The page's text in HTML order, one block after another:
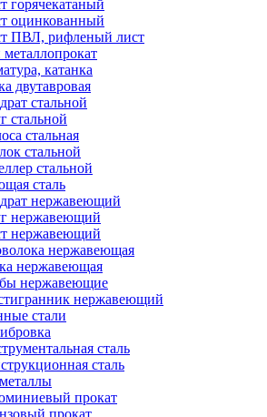
горячекатаный
оцинкованный
ПВЛ, рифленый лист
катанка
двутавровая
стальной
стальной
стальная
стальной
стальной
сталь
нержавеющий
нержавеющий
нержавеющий
нержавеющая
нержавеющая
нержавеющие
нержавеющий
стали
сталь
сталь
прокат
прокат